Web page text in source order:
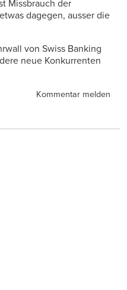
Missbrauch der
dagegen, ausser die
von Swiss Banking
neue Konkurrenten
Kommentar melden